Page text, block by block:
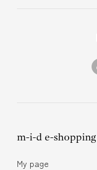
m-i-d e-shopping
My page